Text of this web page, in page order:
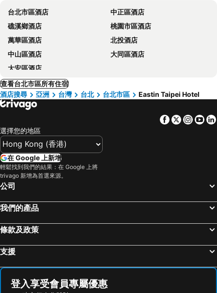
台北市區酒店
中正區酒店
礁溪鄉酒店
桃園市區酒店
萬華區酒店
北投酒店
中山區酒店
大同區酒店
大安區酒店
查看台北市區所有住宿
酒店搜尋
亞洲 台灣 台北 台北市區 Eastin Taipei Hotel
Facebook
Twitter
選擇您的地區
在 Google 上新增
輕鬆找到我們的結果：在 Google 上將
trivago 新增為首選來源。
公司
我們的產品
條款及政策
支援
登入享受會員專屬優惠